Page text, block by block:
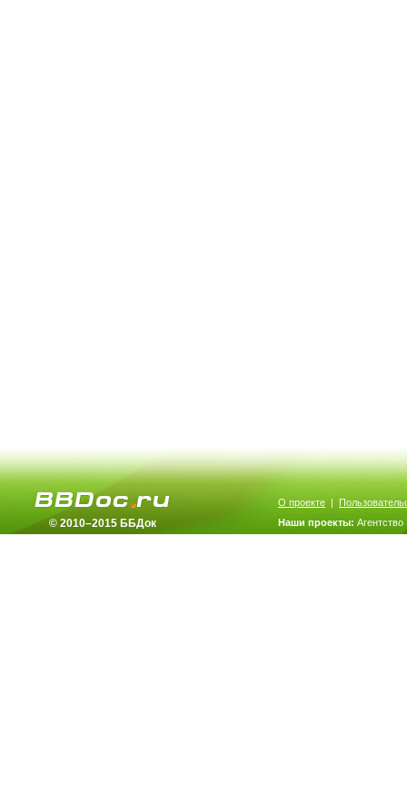
© 2010–2015 ББДок
О проекте |
Наши проекты: